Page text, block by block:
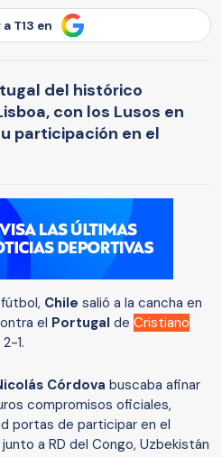
T13 en
del histórico
con los Lusos en
participación en el
Chile salió a la cancha en
el Portugal de Cristiano
1.
Córdova buscaba afinar
compromisos oficiales,
portas de participar en el
a RD del Congo, Uzbekistán